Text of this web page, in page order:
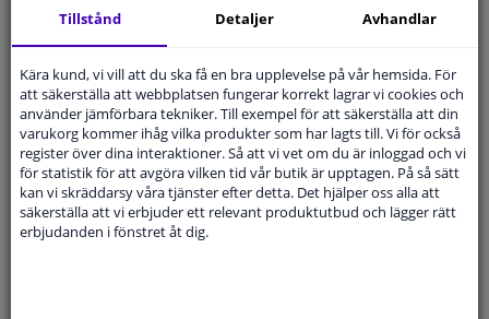
Fyll i ditt registreringsnummerellerVälj din bil.
SÖK
Specifikationer
Tillstånd Detaljer Avhandlar
Kära kund, vi vill att du ska få en bra upplevelse på vår hemsida. För
att säkerställa att webbplatsen fungerar korrekt lagrar vi cookies och
använder jämförbara tekniker. Till exempel för att säkerställa att din
varukorg kommer ihåg vilka produkter som har lagts till. Vi för också
register över dina interaktioner. Så att vi vet om du är inloggad och vi
för statistik för att avgöra vilken tid vår butik är upptagen. På så sätt
kan vi skräddarsy våra tjänster efter detta. Det hjälper oss alla att
säkerställa att vi erbjuder ett relevant produktutbud och lägger rätt
erbjudanden i fönstret åt dig.